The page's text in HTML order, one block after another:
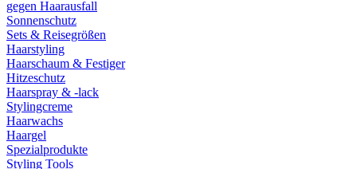
gegen Haarausfall
Sonnenschutz
Sets & Reisegrößen
Haarstyling
Haarschaum & Festiger
Hitzeschutz
Haarspray & -lack
Stylingcreme
Haarwachs
Haargel
Spezialprodukte
Styling Tools